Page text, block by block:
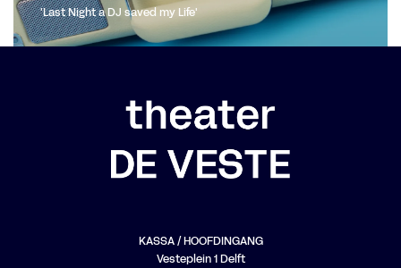
'Last Night a DJ saved my Life'
KASSA / HOOFDINGANG
Vesteplein 1 Delft